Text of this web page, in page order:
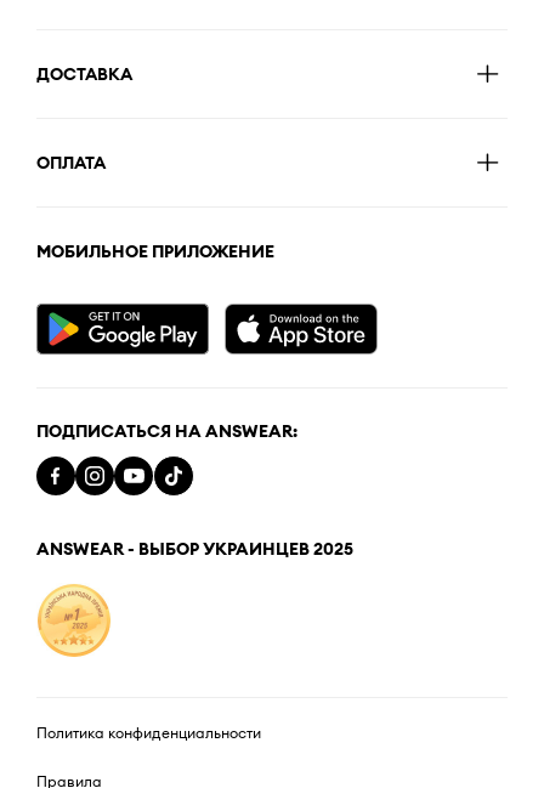
ДОСТАВКА
ОПЛАТА
МОБИЛЬНОЕ ПРИЛОЖЕНИЕ
ПОДПИСАТЬСЯ НА ANSWEAR:
ANSWEAR - ВЫБОР УКРАИНЦЕВ 2025
Политика конфиденциальности
Правила